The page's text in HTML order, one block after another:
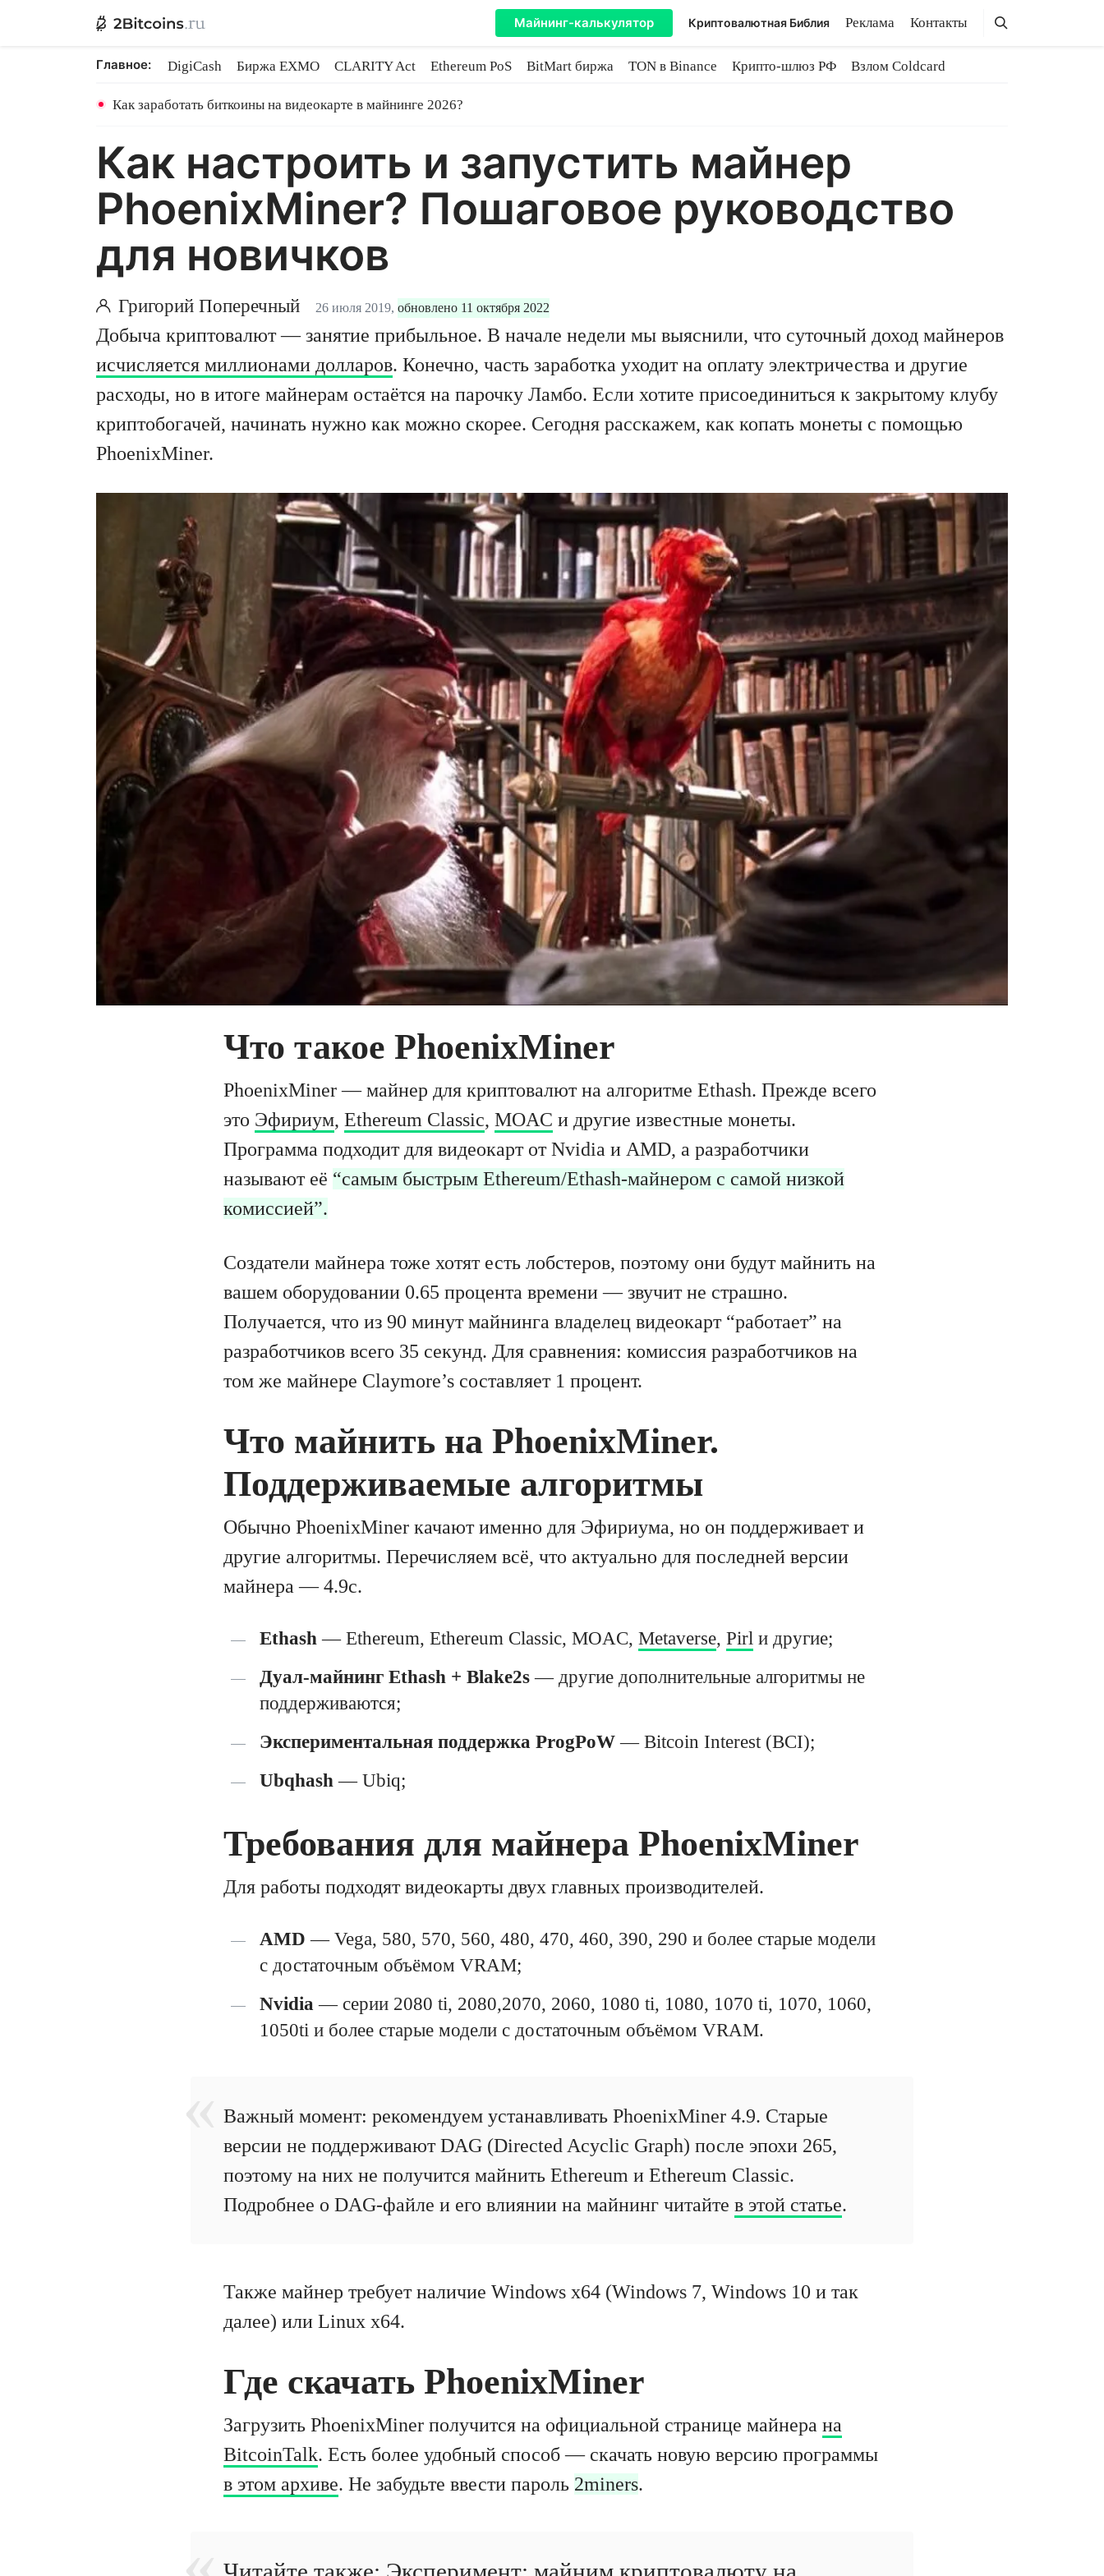
Майнинг-калькулятор Криптовалютная Библия Реклама Контакты Поиск
Поиск
Главное: DigiCash Биржа EXMO CLARITY Act Ethereum PoS BitMart биржа TON в Binance Крипто-шлюз РФ
Взлом Coldcard
Как заработать биткоины на видеокарте в майнинге 2026?
Как настроить и запустить майнер
PhoenixMiner? Пошаговое руководство
для новичков
Григорий Поперечный 26 июля 2019, обновлено 11 октября 2022
Добыча криптовалют — занятие прибыльное. В начале недели мы выяснили, что суточный доход майнеров
исчисляется миллионами долларов. Конечно, часть заработка уходит на оплату электричества и другие
расходы, но в итоге майнерам остаётся на парочку Ламбо. Если хотите присоединиться к закрытому клубу
криптобогачей, начинать нужно как можно скорее. Сегодня расскажем, как копать монеты с помощью
PhoenixMiner.
Что такое PhoenixMiner
PhoenixMiner — майнер для криптовалют на алгоритме Ethash. Прежде всего
это Эфириум, Ethereum Classic, MOAC и другие известные монеты.
Программа подходит для видеокарт от Nvidia и AMD, а разработчики
называют её “самым быстрым Ethereum/Ethash-майнером с самой низкой
комиссией”.
Создатели майнера тоже хотят есть лобстеров, поэтому они будут майнить на
вашем оборудовании 0.65 процента времени — звучит не страшно.
Получается, что из 90 минут майнинга владелец видеокарт “работает” на
разработчиков всего 35 секунд. Для сравнения: комиссия разработчиков на
том же майнере Claymore’s составляет 1 процент.
Что майнить на PhoenixMiner.
Поддерживаемые алгоритмы
Обычно PhoenixMiner качают именно для Эфириума, но он поддерживает и
другие алгоритмы. Перечисляем всё, что актуально для последней версии
майнера — 4.9c.
Ethash — Ethereum, Ethereum Classic, MOAC, Metaverse, Pirl и другие;
Дуал-майнинг Ethash + Blake2s— другие дополнительные алгоритмы не
поддерживаются;
Экспериментальная поддержка ProgPoW — Bitcoin Interest (BCI);
Ubqhash — Ubiq;
Требования для майнера PhoenixMiner
Для работы подходят видеокарты двух главных производителей.
AMD — Vega, 580, 570, 560, 480, 470, 460, 390, 290 и более старые модели
с достаточным объёмом VRAM;
Nvidia — серии 2080 ti, 2080,2070, 2060, 1080 ti, 1080, 1070 ti, 1070, 1060,
1050ti и более старые модели с достаточным объёмом VRAM.
Важный момент: рекомендуем устанавливать PhoenixMiner 4.9. Старые
версии не поддерживают DAG (Directed Acyclic Graph) после эпохи 265,
поэтому на них не получится майнить Ethereum и Ethereum Classic.
Подробнее о DAG-файле и его влиянии на майнинг читайте в этой статье.
Также майнер требует наличие Windows x64 (Windows 7, Windows 10 и так
далее) или Linux x64.
Где скачать PhoenixMiner
Загрузить PhoenixMiner получится на официальной странице майнера на
BitcoinTalk. Есть более удобный способ — скачать новую версию программы
в этом архиве. Не забудьте ввести пароль 2miners.